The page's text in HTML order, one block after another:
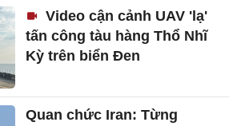
Video cận cảnh UAV 'lạ'
tấn công tàu hàng Thổ Nhĩ
Kỳ trên biển Đen
Quan chức Iran: Từng